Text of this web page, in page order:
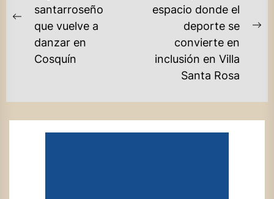
ENTRADAS
Previous
post:
santarroseño
que vuelve a
danzar en
Cosquín
espacio donde el
deporte se
convierte en
inclusión en Villa
Santa Rosa